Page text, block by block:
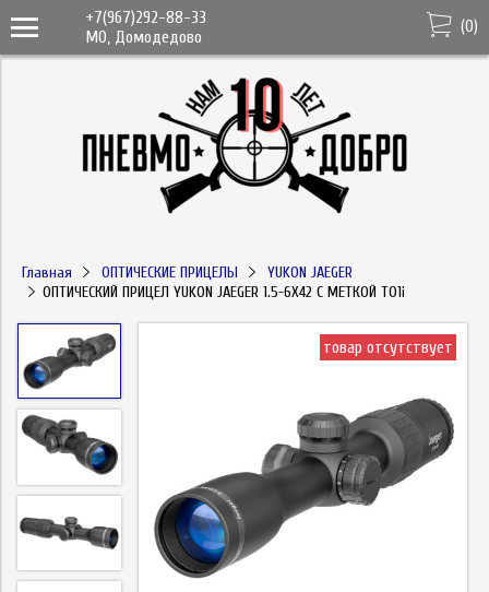
+7(967)292-88-33
МО, Домодедово
(0)
Главная ОПТИЧЕСКИЕ ПРИЦЕЛЫ
YUKON JAEGER
ОПТИЧЕСКИЙ ПРИЦЕЛ YUKON JAEGER 1.5-6X42 С МЕТКОЙ T01i
товар отсутствует